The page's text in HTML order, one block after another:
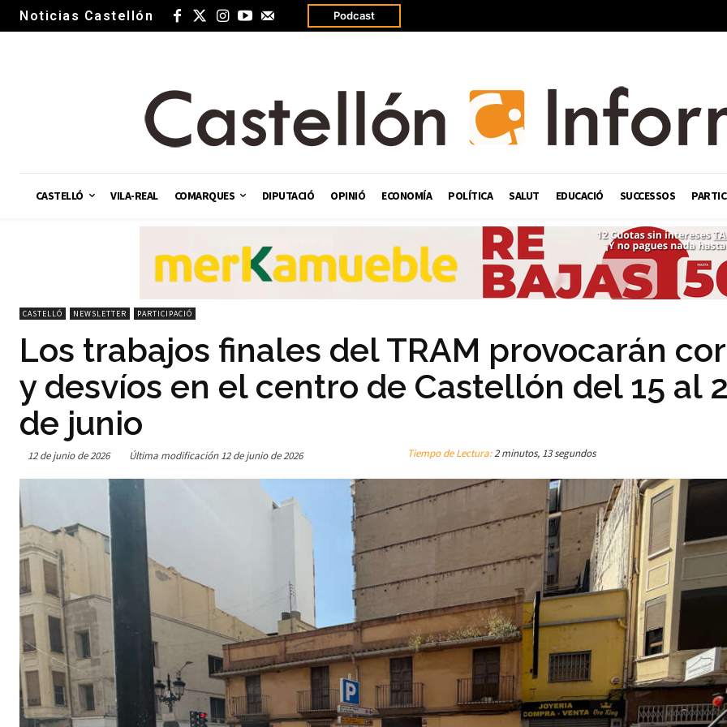
Noticias Castellón Podcast
CASTELLÓ VILA-REAL COMARQUES DIPUTACIÓ OPINIÓ ECONOMÍA POLÍTICA SALUT EDUCACIÓ SUCCESSOS
CASTELLÓ NEWSLETTER PARTICIPACIÓ
Los trabajos finales del TRAM provocarán
y desvíos en el centro de Castellón del 15 al
de junio
12 de junio de 2026 Última modificación 12 de junio de 2026 Tiempo de Lectura:2 minutos, 13 segundos